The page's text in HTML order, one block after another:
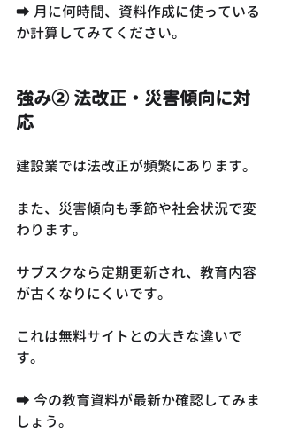
➡ 月に何時間、資料作成に使っている
か計算してみてください。
強み② 法改正・災害傾向に対
応
建設業では法改正が頻繁にあります。
また、災害傾向も季節や社会状況で変
わります。
サブスクなら定期更新され、教育内容
が古くなりにくいです。
これは無料サイトとの大きな違いで
す。
➡ 今の教育資料が最新か確認してみま
しょう。